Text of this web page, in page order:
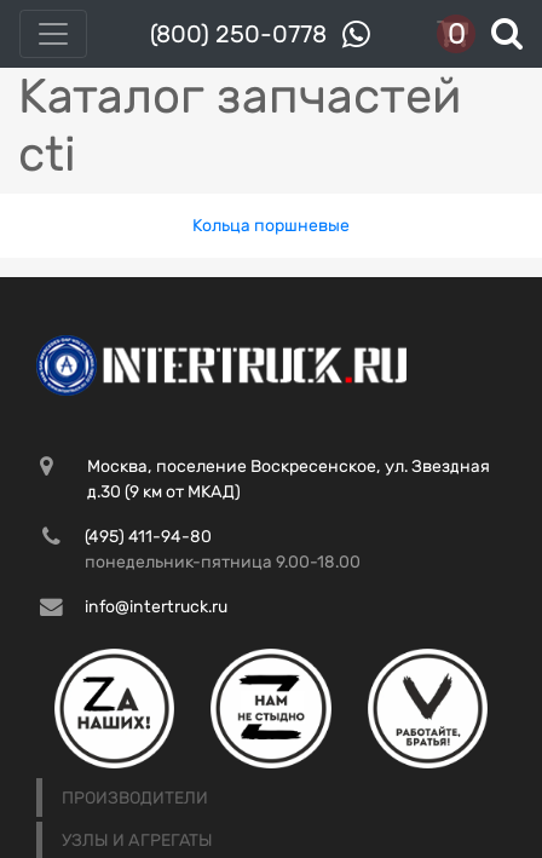
(800) 250-0778 0
Каталог запчастей
cti
Кольца поршневые
Москва, поселение Воскресенское, ул. Звездная
д.30 (9 км от МКАД)
(495) 411-94-80
понедельник-пятница 9.00-18.00
info@intertruck.ru
ПРОИЗВОДИТЕЛИ
УЗЛЫ И АГРЕГАТЫ